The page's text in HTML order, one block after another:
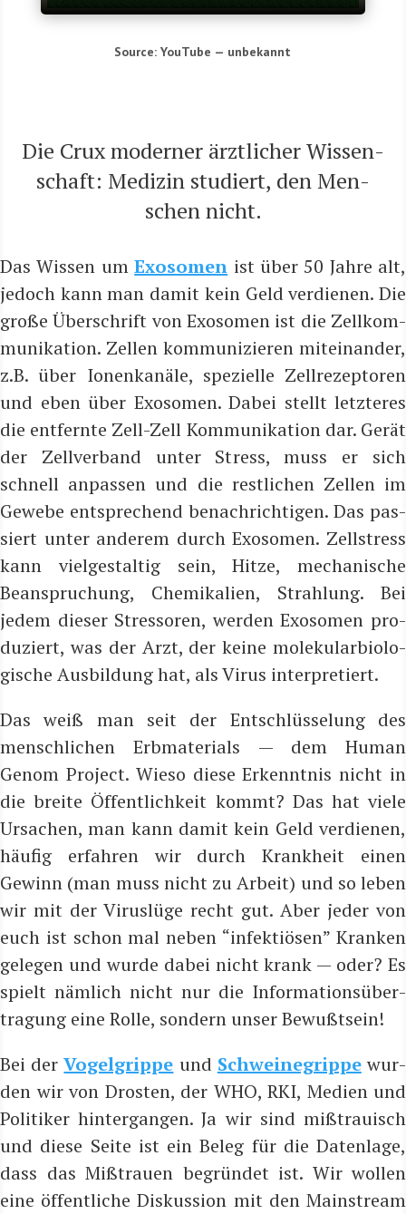
Source: You­Tube — unbe­kannt
Die Crux moder­ner ärzt­li­cher Wis­sen­
schaft: Medi­zin stu­diert, den Men­
schen nicht.
Das Wis­sen umExo­so­men ist über 50 Jah­re alt,
jedoch kann man damit kein Geld ver­die­nen. Die
gro­ße Über­schrift von Exo­so­men ist die Zell­kom­
mu­ni­ka­ti­on. Zel­len kom­mu­ni­zie­ren mit­ein­an­der,
z.B. über Ionen­ka­nä­le, spe­zi­el­le Zell­re­zep­to­ren
und eben über Exo­so­men. Dabei stellt letz­te­res
die ent­fern­te Zell-Zell Kom­mu­ni­ka­ti­on dar. Gerät
der Zell­ver­band unter Stress, muss er sich
schnell anpas­sen und die rest­li­chen Zel­len im
Gewe­be ent­spre­chend benach­rich­ti­gen. Das pas­
siert unter ande­rem durch Exo­so­men. Zell­stress
kann viel­ge­stal­tig sein, Hit­ze, mecha­ni­sche
Bean­spru­chung, Che­mi­ka­li­en, Strah­lung. Bei
jedem die­ser Stres­so­ren, wer­den Exo­so­men pro­
du­ziert, was der Arzt, der kei­ne mole­ku­lar­bio­lo­
gi­sche Aus­bil­dung hat, als Virus interpretiert.
Das weiß man seit der Ent­schlüs­se­lung des
mensch­li­chen Erb­ma­te­ri­als — dem Human
Genom Pro­ject. Wie­so die­se Erkennt­nis nicht in
die brei­te Öffent­lich­keit kommt? Das hat vie­le
Ursa­chen, man kann damit kein Geld ver­die­nen,
häu­fig erfah­ren wir durch Krank­heit einen
Gewinn (man muss nicht zu Arbeit) und so leben
wir mit der Virus­lü­ge recht gut. Aber jeder von
euch ist schon mal neben “infek­tiö­sen” Kran­ken
gele­gen und wur­de dabei nicht krank — oder? Es
spielt näm­lich nicht nur die Infor­ma­ti­ons­über­
tra­gung eine Rol­le, son­dern unser Bewußtsein!
Bei derVogel­grip­pe und Schwei­negrip­pewur­
den wir von Dros­ten, der WHO, RKI, Medi­en und
Poli­ti­ker hin­ter­gan­gen. Ja wir sind miß­trau­isch
und die­se Sei­te ist ein Beleg für die Daten­la­ge,
dass das Miß­trau­en begrün­det ist. Wir wol­len
eine öffent­li­che Dis­kus­si­on mit den Main­stream